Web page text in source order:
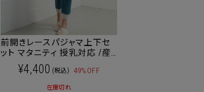
前開きレースパジャマ上下セ
ット マタニティ 授乳対応 /産
前産後兼用
¥4,400 (税込) 49%OFF
在庫切れ